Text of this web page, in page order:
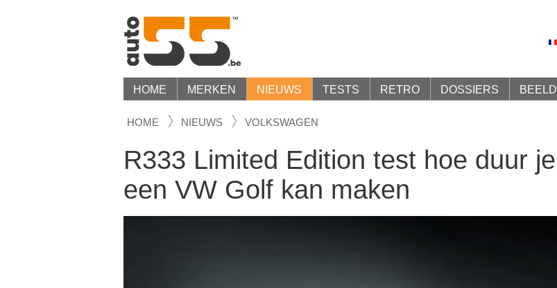
HOME MERKEN NIEUWS TESTS RETRO DOSSIERS BEELD
HOME NIEUWS VOLKSWAGEN
R333 Limited Edition test hoe duur je
een VW Golf kan maken